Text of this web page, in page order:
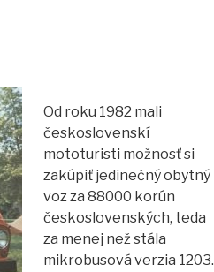
Od roku 1982 mali
československí
mototuristi možnosť si
zakúpiť jedinečný obytný
voz za 88000 korún
československých, teda
za menej než stála
mikrobusová verzia 1203.